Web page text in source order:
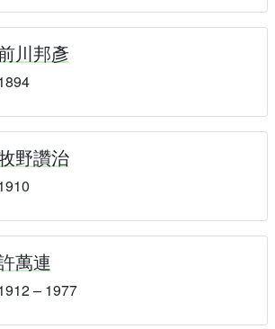
川邦彥
野讚治
萬連
– 1977